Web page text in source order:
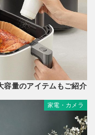
容量のアイテムもご紹介
家電・カメラ